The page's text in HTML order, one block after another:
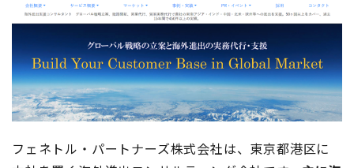
フェネトル・パートナーズ株式会社は、東京都港区に